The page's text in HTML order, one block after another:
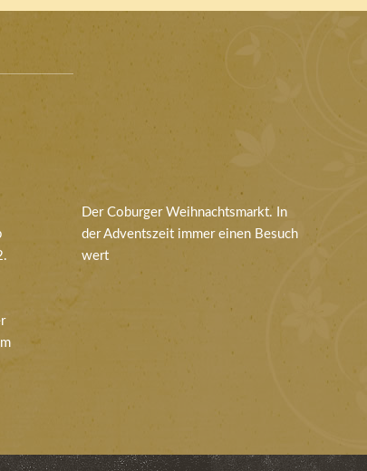
Der Coburger Weihnachtsmarkt. In
der Adventszeit immer einen Besuch
wert